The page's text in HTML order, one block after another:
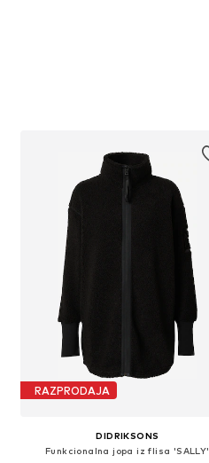
RAZPRODAJA
DIDRIKSONS
Funkcionalna jopa iz flisa 'SALLY'